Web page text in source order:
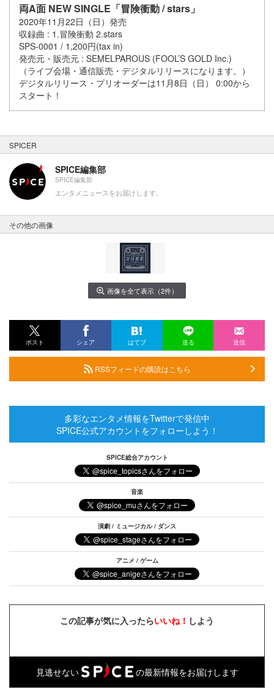
両A面 NEW SINGLE「冒険衝動 / stars」
2020年11月22日（日）発売
収録曲 : 1.冒険衝動 2.stars
SPS-0001 / 1,200円(tax in)
発売元・販売元 : SEMELPAROUS (FOOL’S GOLD Inc.)
（ライブ会場・通信販売・デジタルリリースになります。）
デジタルリリース・プリオーダーは11月8日（日） 0:00から
スタート！
SPICER
SPICE編集部
SPICE編集部
エンタメニュースをお届けします。
その他の画像
画像を全て表示（2件）
ポスト シェア はてブ 送る 送信
RSSフィードの購読はこちら
多彩なエンタメ情報をTwitterで発信中
SPICE公式アカウントをフォローしよう！
SPICE総合アカウント
音楽
演劇 / ミュージカル / ダンス
アニメ / ゲーム
この記事が気に入ったらいいね！ しよう
見逃せない の最新情報をお届けします